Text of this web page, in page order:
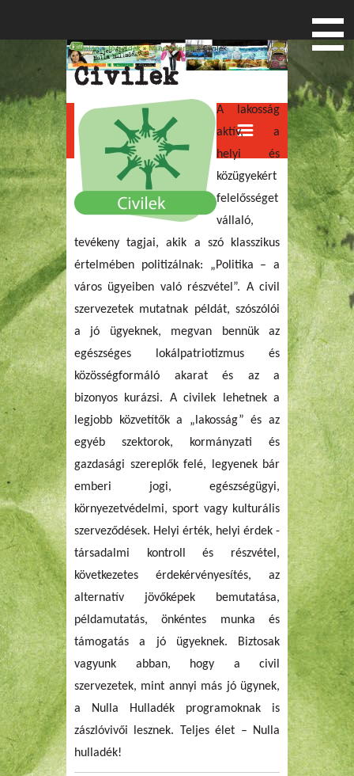
Menu
Jelenlegi hely
Címlap»Jó példák»Mindenkinek» Civilek
Civilek
A lakosság
aktív, a
helyi és
közügyekért
felelősséget
vállaló,
tevékeny tagjai, akik a szó klasszikus
értelmében politizálnak: „Politika – a
város ügyeiben való részvétel”. A civil
szervezetek mutatnak példát, szószólói
a jó ügyeknek, megvan bennük az
egészséges lokálpatriotizmus és
közösségformáló akarat és az a
bizonyos kurázsi. A civilek lehetnek a
legjobb közvetítők a „lakosság” és az
egyéb szektorok, kormányzati és
gazdasági szereplők felé, legyenek bár
emberi jogi, egészségügyi,
környezetvédelmi, sport vagy kulturális
szerveződések. Helyi érték, helyi érdek -
társadalmi kontroll és részvétel,
következetes érdekérvényesítés, az
alternatív jövőképek bemutatása,
példamutatás, önkéntes munka és
támogatás a jó ügyeknek. Biztosak
vagyunk abban, hogy a civil
szervezetek, mint annyi más jó ügynek,
a Nulla Hulladék programoknak is
zászlóvivői lesznek. Teljes élet – Nulla
hulladék!